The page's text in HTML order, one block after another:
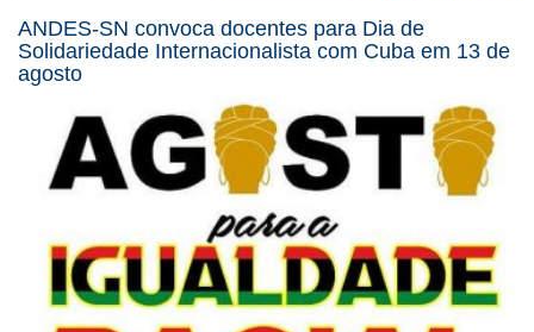
ANDES-SN convoca docentes para Dia de
Solidariedade Internacionalista com Cuba em 13 de
agosto